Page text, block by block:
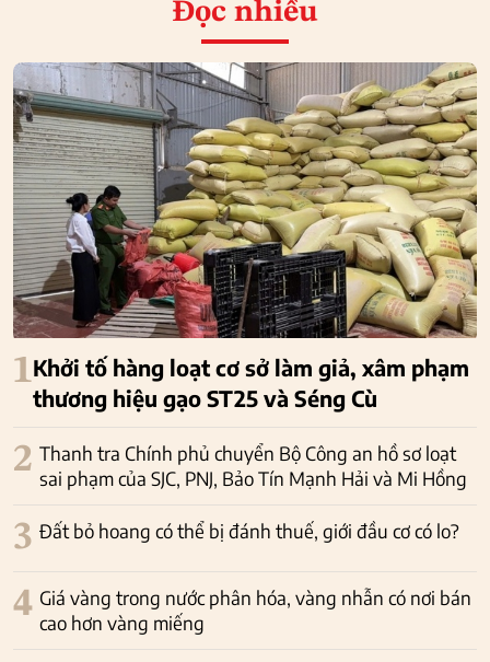
Đọc nhiều
1Khởi tố hàng loạt cơ sở làm giả, xâm phạm
thương hiệu gạo ST25 và Séng Cù
2 Thanh tra Chính phủ chuyển Bộ Công an hồ sơ loạt
sai phạm của SJC, PNJ, Bảo Tín Mạnh Hải và Mi Hồng
3 Đất bỏ hoang có thể bị đánh thuế, giới đầu cơ có lo?
4 Giá vàng trong nước phân hóa, vàng nhẫn có nơi bán
cao hơn vàng miếng